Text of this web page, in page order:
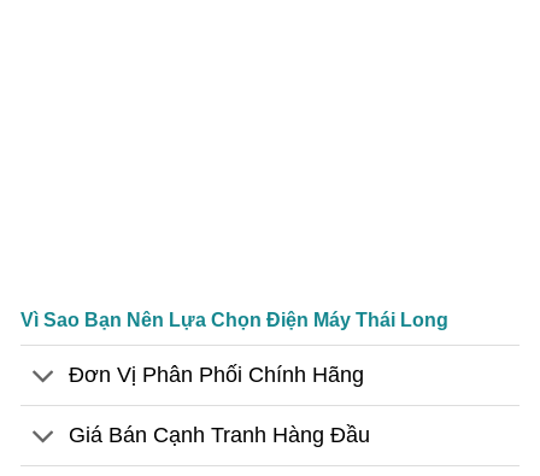
Vì Sao Bạn Nên Lựa Chọn Điện Máy Thái Long
Đơn Vị Phân Phối Chính Hãng
Giá Bán Cạnh Tranh Hàng Đầu